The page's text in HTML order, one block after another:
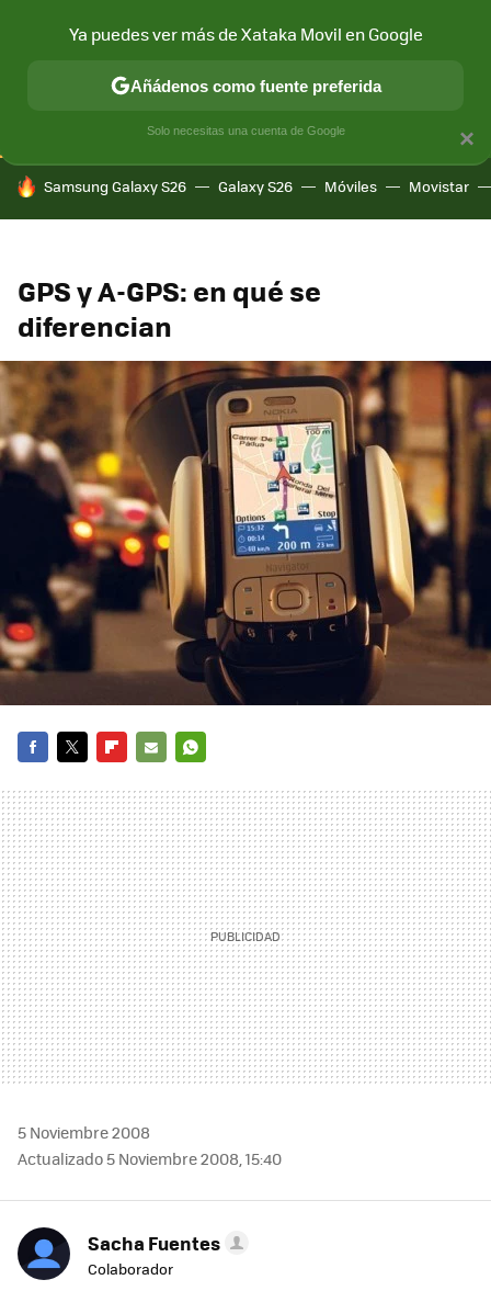
CONECTIVIDAD MÓVIL Y SOCIEDAD APLICACIONES
HOY SE HABLA DE
Samsung Galaxy S26 Galaxy S26 Móviles Movistar
GPS y A-GPS: en qué se
diferencian
MAIL
5 Noviembre 2008
Actualizado 5 Noviembre 2008, 15:40
Sacha Fuentes
Colaborador
×
Ya puedes ver más de Xataka Movil en Google
Añádenos como fuente preferida
Solo necesitas una cuenta de Google